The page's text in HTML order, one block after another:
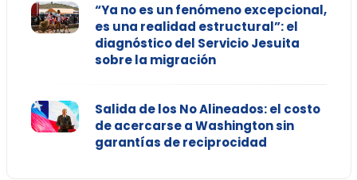
“Ya no es un fenómeno excepcional,
es una realidad estructural”: el
diagnóstico del Servicio Jesuita
sobre la migración
Salida de los No Alineados: el costo
de acercarse a Washington sin
garantías de reciprocidad